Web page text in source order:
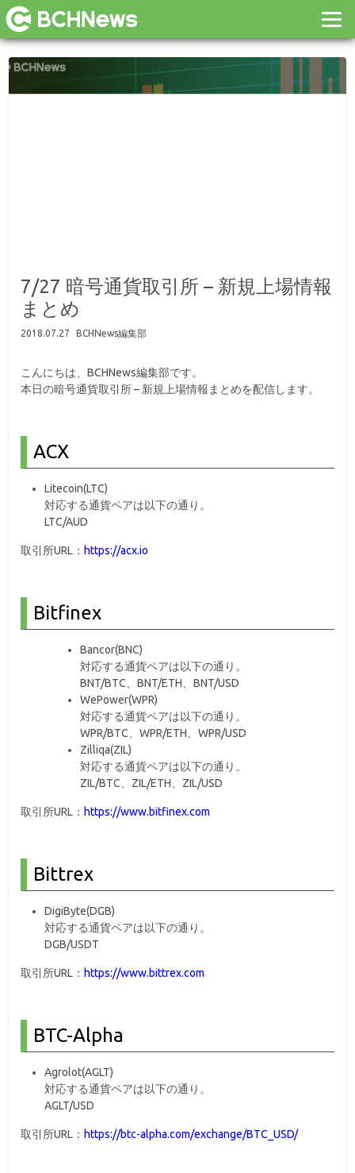
7/27 暗号通貨取引所 – 新規上場情報
まとめ
2018.07.27 BCHNews編集部
こんにちは、BCHNews編集部です。
本日の暗号通貨取引所 – 新規上場情報まとめを配信します。
ACX
Litecoin(LTC)
対応する通貨ペアは以下の通り。
LTC/AUD
取引所URL： https://acx.io
Bitfinex
Bancor(BNC)
対応する通貨ペアは以下の通り。
BNT/BTC、BNT/ETH、BNT/USD
WePower(WPR)
対応する通貨ペアは以下の通り。
WPR/BTC、WPR/ETH、WPR/USD
Zilliqa(ZIL)
対応する通貨ペアは以下の通り。
ZIL/BTC、ZIL/ETH、ZIL/USD
取引所URL： https://www.bitfinex.com
Bittrex
DigiByte(DGB)
対応する通貨ペアは以下の通り。
DGB/USDT
取引所URL： https://www.bittrex.com
BTC-Alpha
Agrolot(AGLT)
対応する通貨ペアは以下の通り。
AGLT/USD
取引所URL： https://btc-alpha.com/exchange/BTC_USD/